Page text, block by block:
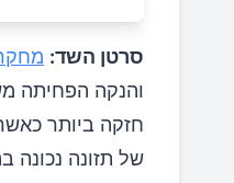
סרטן השד:
והנקה הפחיתה
חזקה ביותר
של תזונה נכונה